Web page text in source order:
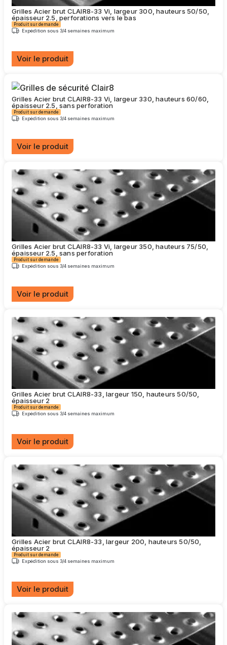
choisies
sur
la
page
produit
Grilles Acier brut CLAIR8-33 Vi, largeur 300, hauteurs 50/50,
épaisseur 2.5, perforations vers le bas
Produit sur demande
Expédition sous 3/4 semaines maximum
Voir le produit
a
plusieurs
variations.
Les
être
la
page
du
produit
Grilles Acier brut CLAIR8-33 Vi, largeur 330, hauteurs 60/60,
épaisseur 2.5, sans perforation
Produit sur demande
Expédition sous 3/4 semaines maximum
Voir le produit
plusieurs
variations.
Les
options
peuvent
choisies
sur
la
page
produit
Grilles Acier brut CLAIR8-33 Vi, largeur 350, hauteurs 75/50,
épaisseur 2.5, sans perforation
Produit sur demande
Expédition sous 3/4 semaines maximum
Voir le produit
plusieurs
variations.
Les
options
peuvent
choisies
sur
la
page
produit
Grilles Acier brut CLAIR8-33, largeur 150, hauteurs 50/50,
épaisseur 2
Produit sur demande
Expédition sous 3/4 semaines maximum
Voir le produit
plusieurs
variations.
Les
options
peuvent
choisies
sur
la
page
produit
Grilles Acier brut CLAIR8-33, largeur 200, hauteurs 50/50,
épaisseur 2
Produit sur demande
Expédition sous 3/4 semaines maximum
Voir le produit
plusieurs
variations.